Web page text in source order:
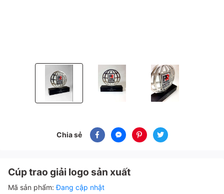
Cúp trao giải logo sản xuấtCúp trao giải logo sản xuấtCúp trao giải logo sản
Chia sẻ
Cúp trao giải logo sản xuất
Mã sản phẩm:Đang cập nhật